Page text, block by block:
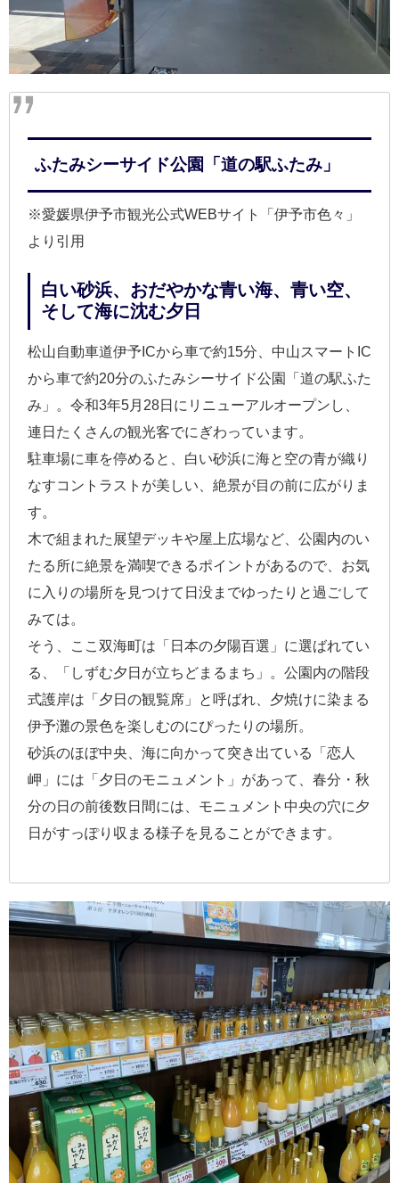
ふたみシーサイド公園「道の駅ふたみ」
※愛媛県伊予市観光公式WEBサイト「伊予市色々」
より引用
白い砂浜、おだやかな青い海、青い空、
そして海に沈む夕日
松山自動車道伊予ICから車で約15分、中山スマートIC
から車で約20分のふたみシーサイド公園「道の駅ふた
み」。令和3年5月28日にリニューアルオープンし、
連日たくさんの観光客でにぎわっています。
駐車場に車を停めると、白い砂浜に海と空の青が織り
なすコントラストが美しい、絶景が目の前に広がりま
す。
木で組まれた展望デッキや屋上広場など、公園内のい
たる所に絶景を満喫できるポイントがあるので、お気
に入りの場所を見つけて日没までゆったりと過ごして
みては。
そう、ここ双海町は「日本の夕陽百選」に選ばれてい
る、「しずむ夕日が立ちどまるまち」。公園内の階段
式護岸は「夕日の観覧席」と呼ばれ、夕焼けに染まる
伊予灘の景色を楽しむのにぴったりの場所。
砂浜のほぼ中央、海に向かって突き出ている「恋人
岬」には「夕日のモニュメント」があって、春分・秋
分の日の前後数日間には、モニュメント中央の穴に夕
日がすっぽり収まる様子を見ることができます。